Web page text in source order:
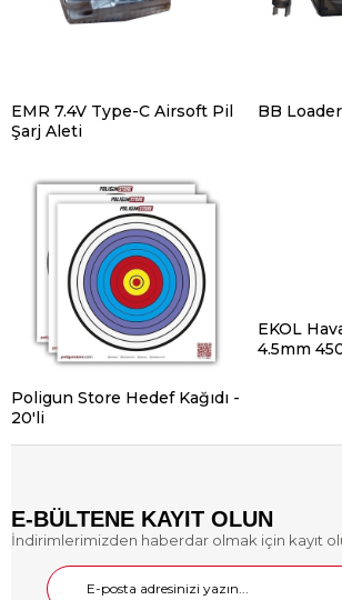
EMR 7.4V Type-C Airsoft Pil
Şarj Aleti
BB
Poligun Store Hedef Kağıdı -
20'li
EKOL
4.5mm
E-BÜLTENE KAYIT OLUN
İndirimlerimizden haberdar olmak için kayıt